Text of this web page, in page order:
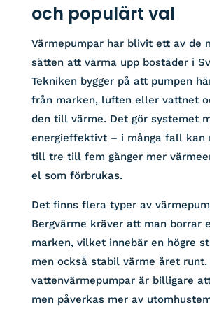
och populärt val
Värmepumpar har blivit ett av de
sätten att värma upp bostäder i
Tekniken bygger på att pumpen
från marken, luften eller vattnet
den till värme. Det gör systemet
energieffektivt – i många fall kan
till tre till fem gånger mer
el som förbrukas.
Det finns flera typer av
Bergvärme kräver att man borrar
marken, vilket innebär en högre
men också stabil värme året
vattenvärmepumpar är billigare
men påverkas mer av